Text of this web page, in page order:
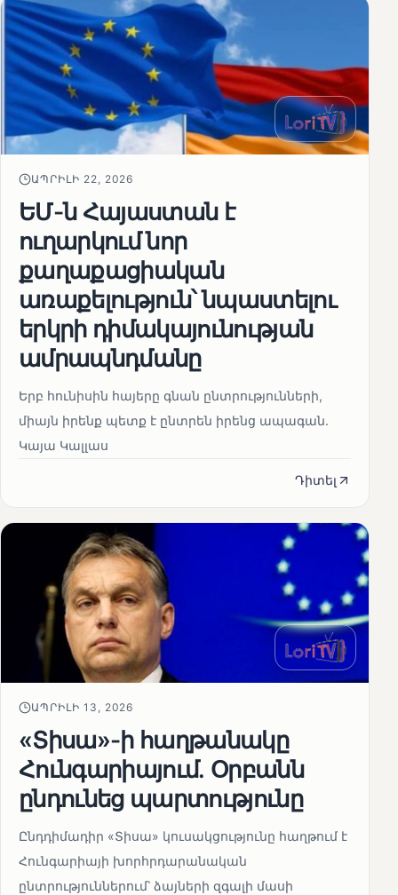
ԱՊՐԻԼԻ 22, 2026
ԵՄ-ն Հայաստան է
ուղարկում նոր
քաղաքացիական
առաքելություն՝ նպաստելու
երկրի դիմակայունության
ամրապնդմանը
Երբ հունիսին հայերը գնան ընտրությունների,
միայն իրենք պետք է ընտրեն իրենց ապագան.
Կայա Կալլաս
Դիտել
ԱՊՐԻԼԻ 13, 2026
«Տիսա»-ի հաղթանակը
Հունգարիայում․ Օրբանն
ընդունեց պարտությունը
Ընդդիմադիր «Տիսա» կուսակցությունը հաղթում է
Հունգարիայի խորհրդարանական
ընտրություններում՝ ձայների զգալի մասի